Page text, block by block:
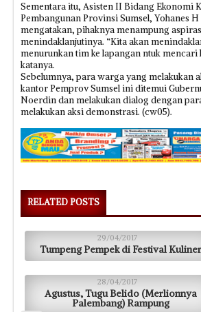
Sementara itu, Asisten II Bidang Ekonomi
Pembangunan Provinsi Sumsel, Yohanes
mengatakan, pihaknya menampung
menindaklanjutinya. “Kita akan
menurunkan tim ke lapangan ntuk mencari
katanya.
Sebelumnya, para warga yang melakukan
kantor Pemprov Sumsel ini ditemui
Noerdin dan melakukan dialog dengan
melakukan aksi demonstrasi. (cw05).
RELATED POSTS
29/04/2017
Tumpeng Pempek di Festival Kuliner
28/04/2017
Agustus, Tugu Belido (Merlionnya
Palembang) Rampung